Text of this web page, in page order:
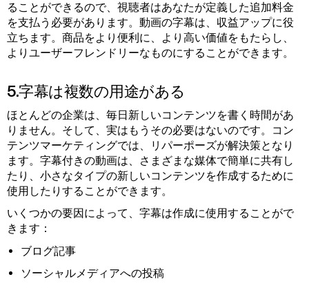
ることができるので、視聴者はあなたが定義した追加料金
を支払う必要があります。動画の字幕は、収益アップに役
立ちます。商品をより便利に、より高い価値をもたらし、
よりユーザーフレンドリーなものにすることができます。
5.字幕は複数の用途がある
ほとんどの企業は、毎日新しいコンテンツを書く時間があ
りません。そして、実はもうその必要はないのです。コン
テンツマーケティングでは、リパーポーズが解決策となり
ます。字幕付きの動画は、さまざまな媒体で簡単に共有し
たり、小さなタイプの新しいコンテンツを作成するために
使用したりすることができます。
いくつかの要因によって、字幕は作成に使用することがで
きます：
ブログ記事
ソーシャルメディアへの投稿